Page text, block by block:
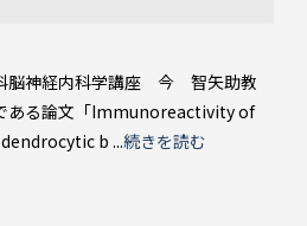
脳神経内科学講座 今 智矢助教
ある論文「Immunoreactivity of
b ...続きを読む